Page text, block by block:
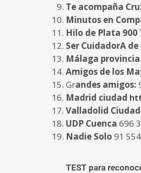
Te acompaña
Minutos en
Hilo de Plata 900
Ser CuidadorA
Málaga provincia
Amigos de los
Grandes amigos:
Madrid ciudad
Valladolid
UDP Cuenca 696
Nadie Solo 91
TEST para